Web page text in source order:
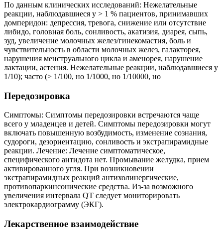
По данным клинических исследований: Нежелательные
реакции, наблюдавшиеся у > 1 % пациентов, принимавших
домперидон: депрессия, тревога, снижение или отсутствие
либидо, головная боль, сонливость, акатизия, диарея, сыпь,
зуд, увеличение молочных желез/гинекомастия, боль и
чувствительность в области молочных желез, галакторея,
нарушения менструального цикла и аменорея, нарушение
лактации, астения. Нежелательные реакции, наблюдавшиеся у
1/10); часто (> 1/100, но 1/1000, но 1/10000, но
Передозировка
Симптомы: Симптомы передозировки встречаются чаще
всего у младенцев и детей. Симптомы передозировки могут
включать повышенную возбудимость, изменение сознания,
судороги, дезориентацию, сонливость и экстрапирамидные
реакции. Лечение: Лечение симптоматическое,
специфического антидота нет. Промывание желудка, прием
активированного угля. При возникновении
экстрапирамидных реакций антихолинергические,
противопаркинсонические средства. Из-за возможного
увеличения интервала QT следует мониторировать
электрокардиограмму (ЭКГ).
Лекарственное взаимодействие